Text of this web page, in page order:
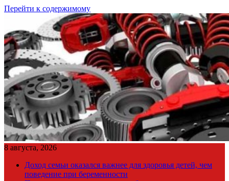
Перейти к содержимому
8 августа, 2026
Доход семьи оказался важнее для здоровья детей, чем
поведение при беременности